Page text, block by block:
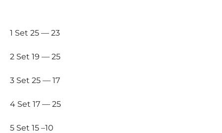
1 Set 25 — 23
2 Set 19 — 25
3 Set 25 — 17
4 Set 17 — 25
5 Set 15 –10